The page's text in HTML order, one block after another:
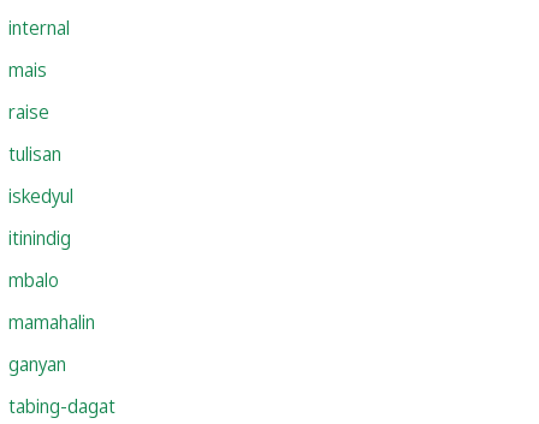
internal
mais
raise
tulisan
iskedyul
itinindig
mbalo
mamahalin
ganyan
tabing-dagat